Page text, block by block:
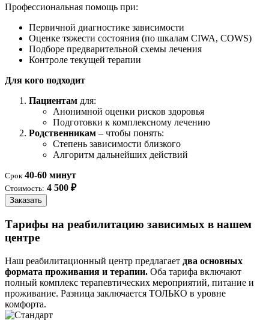
Профессиональная помощь при:
Первичной диагностике зависимости
Оценке тяжести состояния (по шкалам CIWA, COWS)
Подборе предварительной схемы лечения
Контроле текущей терапии
Для кого подходит
Пациентам для:
Анонимной оценки рисков здоровья
Подготовки к комплексному лечению
Родственникам – чтобы понять:
Степень зависимости близкого
Алгоритм дальнейших действий
Срок 40-60 минут
Стоимость: 4 500 ₽
Заказать
Тарифы на реабилитацию зависимых в нашем
центре
Наш реабилитационный центр предлагает два основных
формата проживания и терапии. Оба тарифа включают
полный комплекс терапевтических мероприятий, питание и
проживание. Разница заключается ТОЛЬКО в уровне
комфорта.